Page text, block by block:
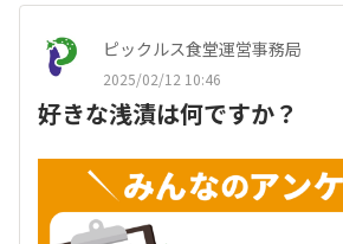
ピックルス食堂運営事務局
2025/02/12 10:46
好きな浅漬は何ですか？